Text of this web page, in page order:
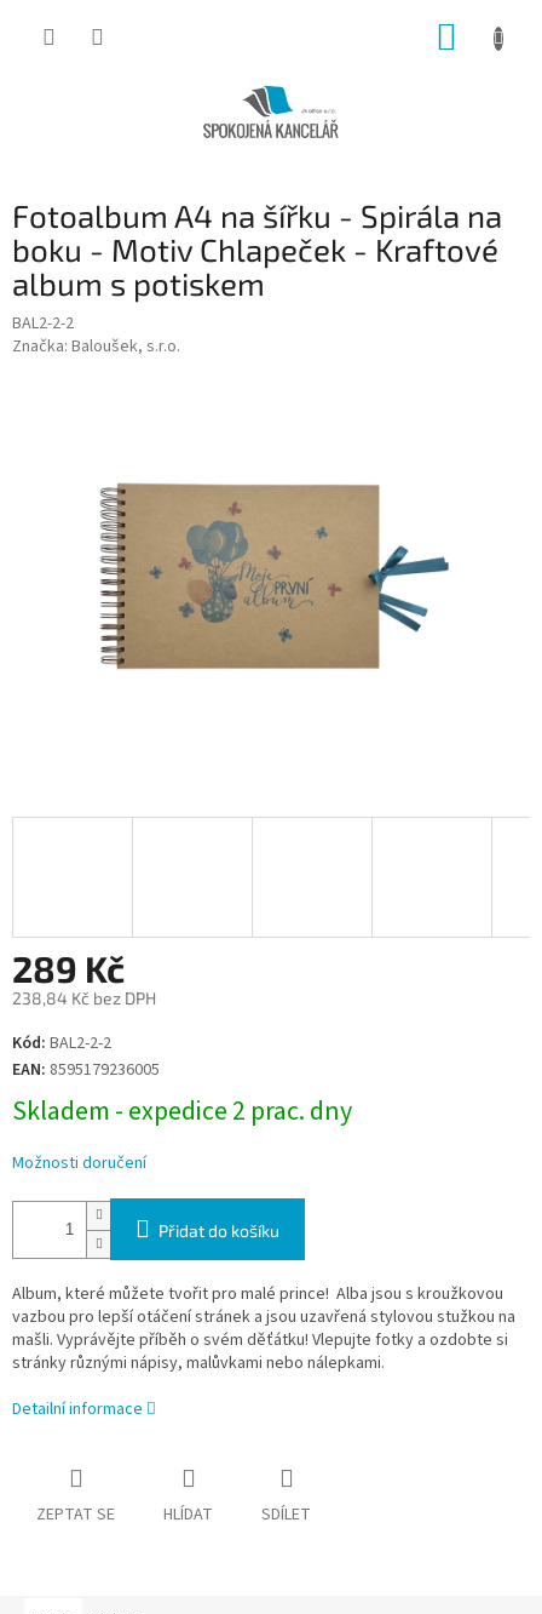
Fotoalbum A4 na šířku - Spirála na
boku - Motiv Chlapeček - Kraftové
album s potiskem
BAL2-2-2
Značka: Baloušek, s.r.o.
289 Kč
238,84 Kč bez DPH
Měrná
cena:
Kód: BAL2-2-2
EAN: 8595179236005
Skladem - expedice 2 prac. dny
Možnosti doručení
Přidat do košíku
Album, které můžete tvořit pro malé prince! Alba jsou s kroužkovou
vazbou pro lepší otáčení stránek a jsou uzavřená stylovou stužkou na
mašli. Vyprávějte příběh o svém děťátku! Vlepujte fotky a ozdobte si
stránky různými nápisy, malůvkami nebo nálepkami.
Detailní informace
ZEPTAT SE HLÍDAT SDÍLET